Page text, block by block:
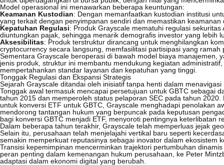
Model operasional ini menawarkan beberapa keuntungan:
Keamanan Kustodian: Dengan memanfaatkan kustodian institusi
yang terkait dengan penyimpanan sendiri dan memastikan keamanan
Kepatuhan Regulasi: Produk Grayscale mematuhi regulasi
diuntungkan pajak, sehingga menarik demografis investor yang lebih
Aksesibilitas: Produk terstruktur dirancang untuk menghilangkan
cryptocurrency secara langsung, memfasilitasi partisipasi yang
Sementara Grayscale beroperasi di bawah model biaya
jenis produk, struktur ini membantu mendukung kegiatan
mempertahankan standar layanan dan kepatuhan yang tinggi.
Tonggak Regulasi dan Ekspansi Strategis
Sejarah Grayscale ditandai oleh inisiatif tanpa henti dalam
Tonggak awal termasuk mencapai persetujuan untuk GBTC sebagai
tahun 2015 dan memperoleh status pelaporan SEC pada tahun
untuk konversi ETF untuk GBTC, Grayscale menghadapi penolakan
mendorong tantangan hukum yang berpuncak pada keputusan
bagi konversi GBTC menjadi ETF, menyoroti pentingnya keterlibatan
Dalam beberapa tahun terakhir, Grayscale telah memperluas jejak
Selain itu, perusahaan telah menjelajahi vertikal baru seperti
semakin memperkuat reputasinya sebagai inovator dalam ekosistem
Transisi kepemimpinan mencerminkan trajektori pertumbuhan
peran penting dalam kemenangan hukum perusahaan, ke Peter
adaptasi dalam ekonomi digital yang berubah.